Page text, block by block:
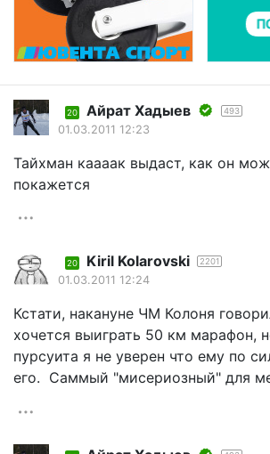
20 Айрат Хадыев 493
01.03.2011 12:23
Тайхман каааак выдаст, как он
покажется
20 Kiril Kolarovski 2201
01.03.2011 12:24
Кстати, накануне ЧМ Колоня
хочется выиграть 50 км марафон,
пурсуита я не уверен что ему по
его. Саммый "мисериозный" для